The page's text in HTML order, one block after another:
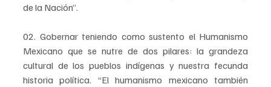
de la Nación”.
02. Gobernar teniendo como sustento el Humanismo
Mexicano que se nutre de dos pilares: la grandeza
cultural de los pueblos indígenas y nuestra fecunda
historia política. “El humanismo mexicano también